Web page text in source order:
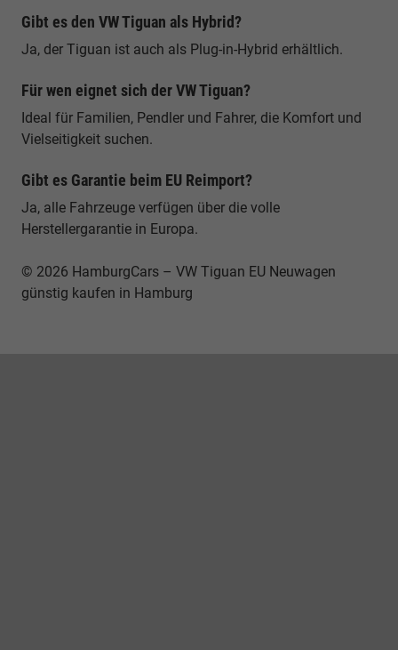
Gibt es den VW Tiguan als Hybrid?
Ja, der Tiguan ist auch als Plug-in-Hybrid erhältlich.
Für wen eignet sich der VW Tiguan?
Ideal für Familien, Pendler und Fahrer, die Komfort und
Vielseitigkeit suchen.
Gibt es Garantie beim EU Reimport?
Ja, alle Fahrzeuge verfügen über die volle
Herstellergarantie in Europa.
© 2026 HamburgCars – VW Tiguan EU Neuwagen
günstig kaufen in Hamburg